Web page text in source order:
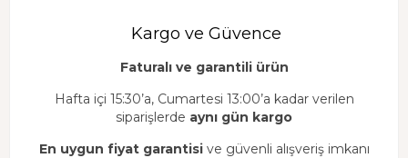
Kargo ve Güvence
Faturalı ve garantili ürün
Hafta içi 15:30’a, Cumartesi 13:00’a kadar verilen
siparişlerde aynı gün kargo
En uygun fiyat garantisive güvenli alışveriş imkanı